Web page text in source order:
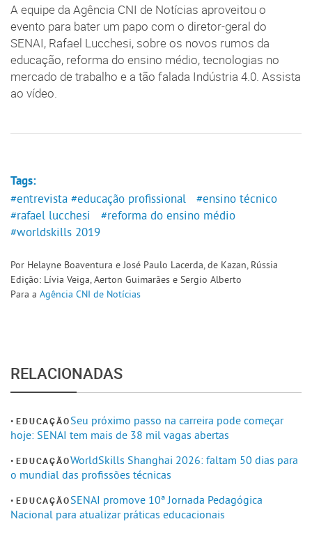
A equipe da Agência CNI de Notícias aproveitou o
evento para bater um papo com o diretor-geral do
SENAI, Rafael Lucchesi, sobre os novos rumos da
educação, reforma do ensino médio, tecnologias no
mercado de trabalho e a tão falada Indústria 4.0. Assista
ao vídeo.
Tags:
#entrevista #educação profissional
#ensino técnico
#rafael lucchesi
#reforma do ensino médio
#worldskills 2019
Por Helayne Boaventura e José Paulo Lacerda, de Kazan, Rússia
Edição: Lívia Veiga, Aerton Guimarães e Sergio Alberto
Para a Agência CNI de Notícias
RELACIONADAS
EDUCAÇÃOSeu próximo passo na carreira pode começar
hoje: SENAI tem mais de 38 mil vagas abertas
EDUCAÇÃOWorldSkills Shanghai 2026: faltam 50 dias para
o mundial das profissões técnicas
EDUCAÇÃOSENAI promove 10ª Jornada Pedagógica
Nacional para atualizar práticas educacionais